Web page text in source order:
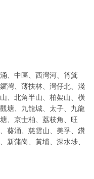
、中區、西灣河、筲箕
灣、薄扶林、灣仔北、淺
、北角半山、柏架山、橫
塘、九龍城、太子、九龍
、京士柏、荔枝角、旺
葵涌、慈雲山、美孚、鑽
新蒲崗、黃埔、深水埗、